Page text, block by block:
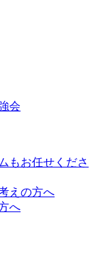
もお任せくださ
えの方へ
へ